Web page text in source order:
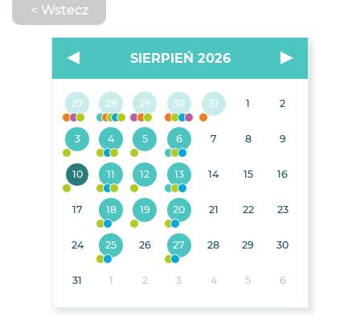
< Wstecz
SIERPIEŃ 2026
27 28 29 30 31 1 2
3 4 5 6 7 8 9
10 11 12 13 14 15 16
17 18 19 20 21 22 23
24 25 26 27 28 29 30
31 1 2 3 4 5 6